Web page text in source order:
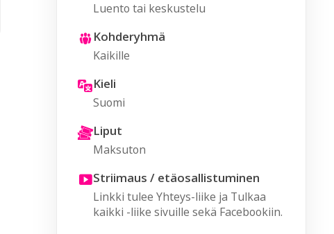
Luento tai keskustelu
Kohderyhmä
Kaikille
Kieli
Suomi
Liput
Maksuton
Striimaus / etäosallistuminen
Linkki tulee Yhteys-liike ja Tulkaa
kaikki -liike sivuille sekä Facebookiin.